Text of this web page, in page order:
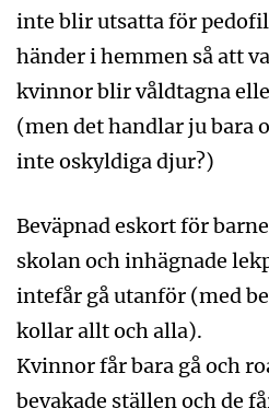
inte blir utsatta för
händer i hemmen så att
kvinnor blir våldtagna
(men det handlar ju bara
inte oskyldiga djur?)
Beväpnad eskort för
skolan och inhägnade
intefår gå utanför (med
kollar allt och alla).
Kvinnor får bara gå och
bevakade ställen och de